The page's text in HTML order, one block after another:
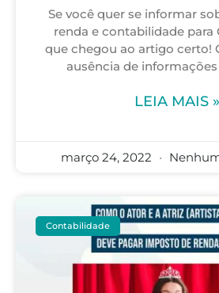
Se você quer se informar
renda e contabilidade para
que chegou ao artigo certo!
ausência de
LEIA MAIS »
março 24, 2022
Contabilidade